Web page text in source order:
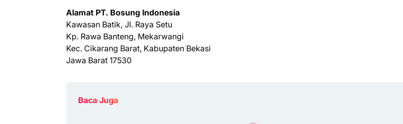
Alamat PT. Bosung Indonesia
Kawasan Batik, Jl. Raya Setu
Kp. Rawa Banteng, Mekarwangi
Kec. Cikarang Barat, Kabupaten Bekasi
Jawa Barat 17530
Baca Juga